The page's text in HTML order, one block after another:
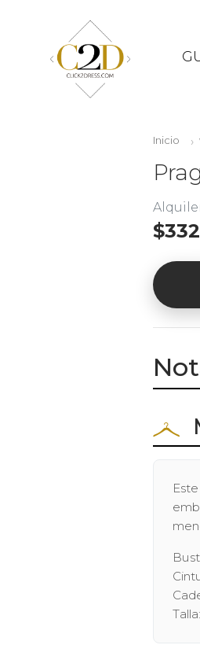
Inicio